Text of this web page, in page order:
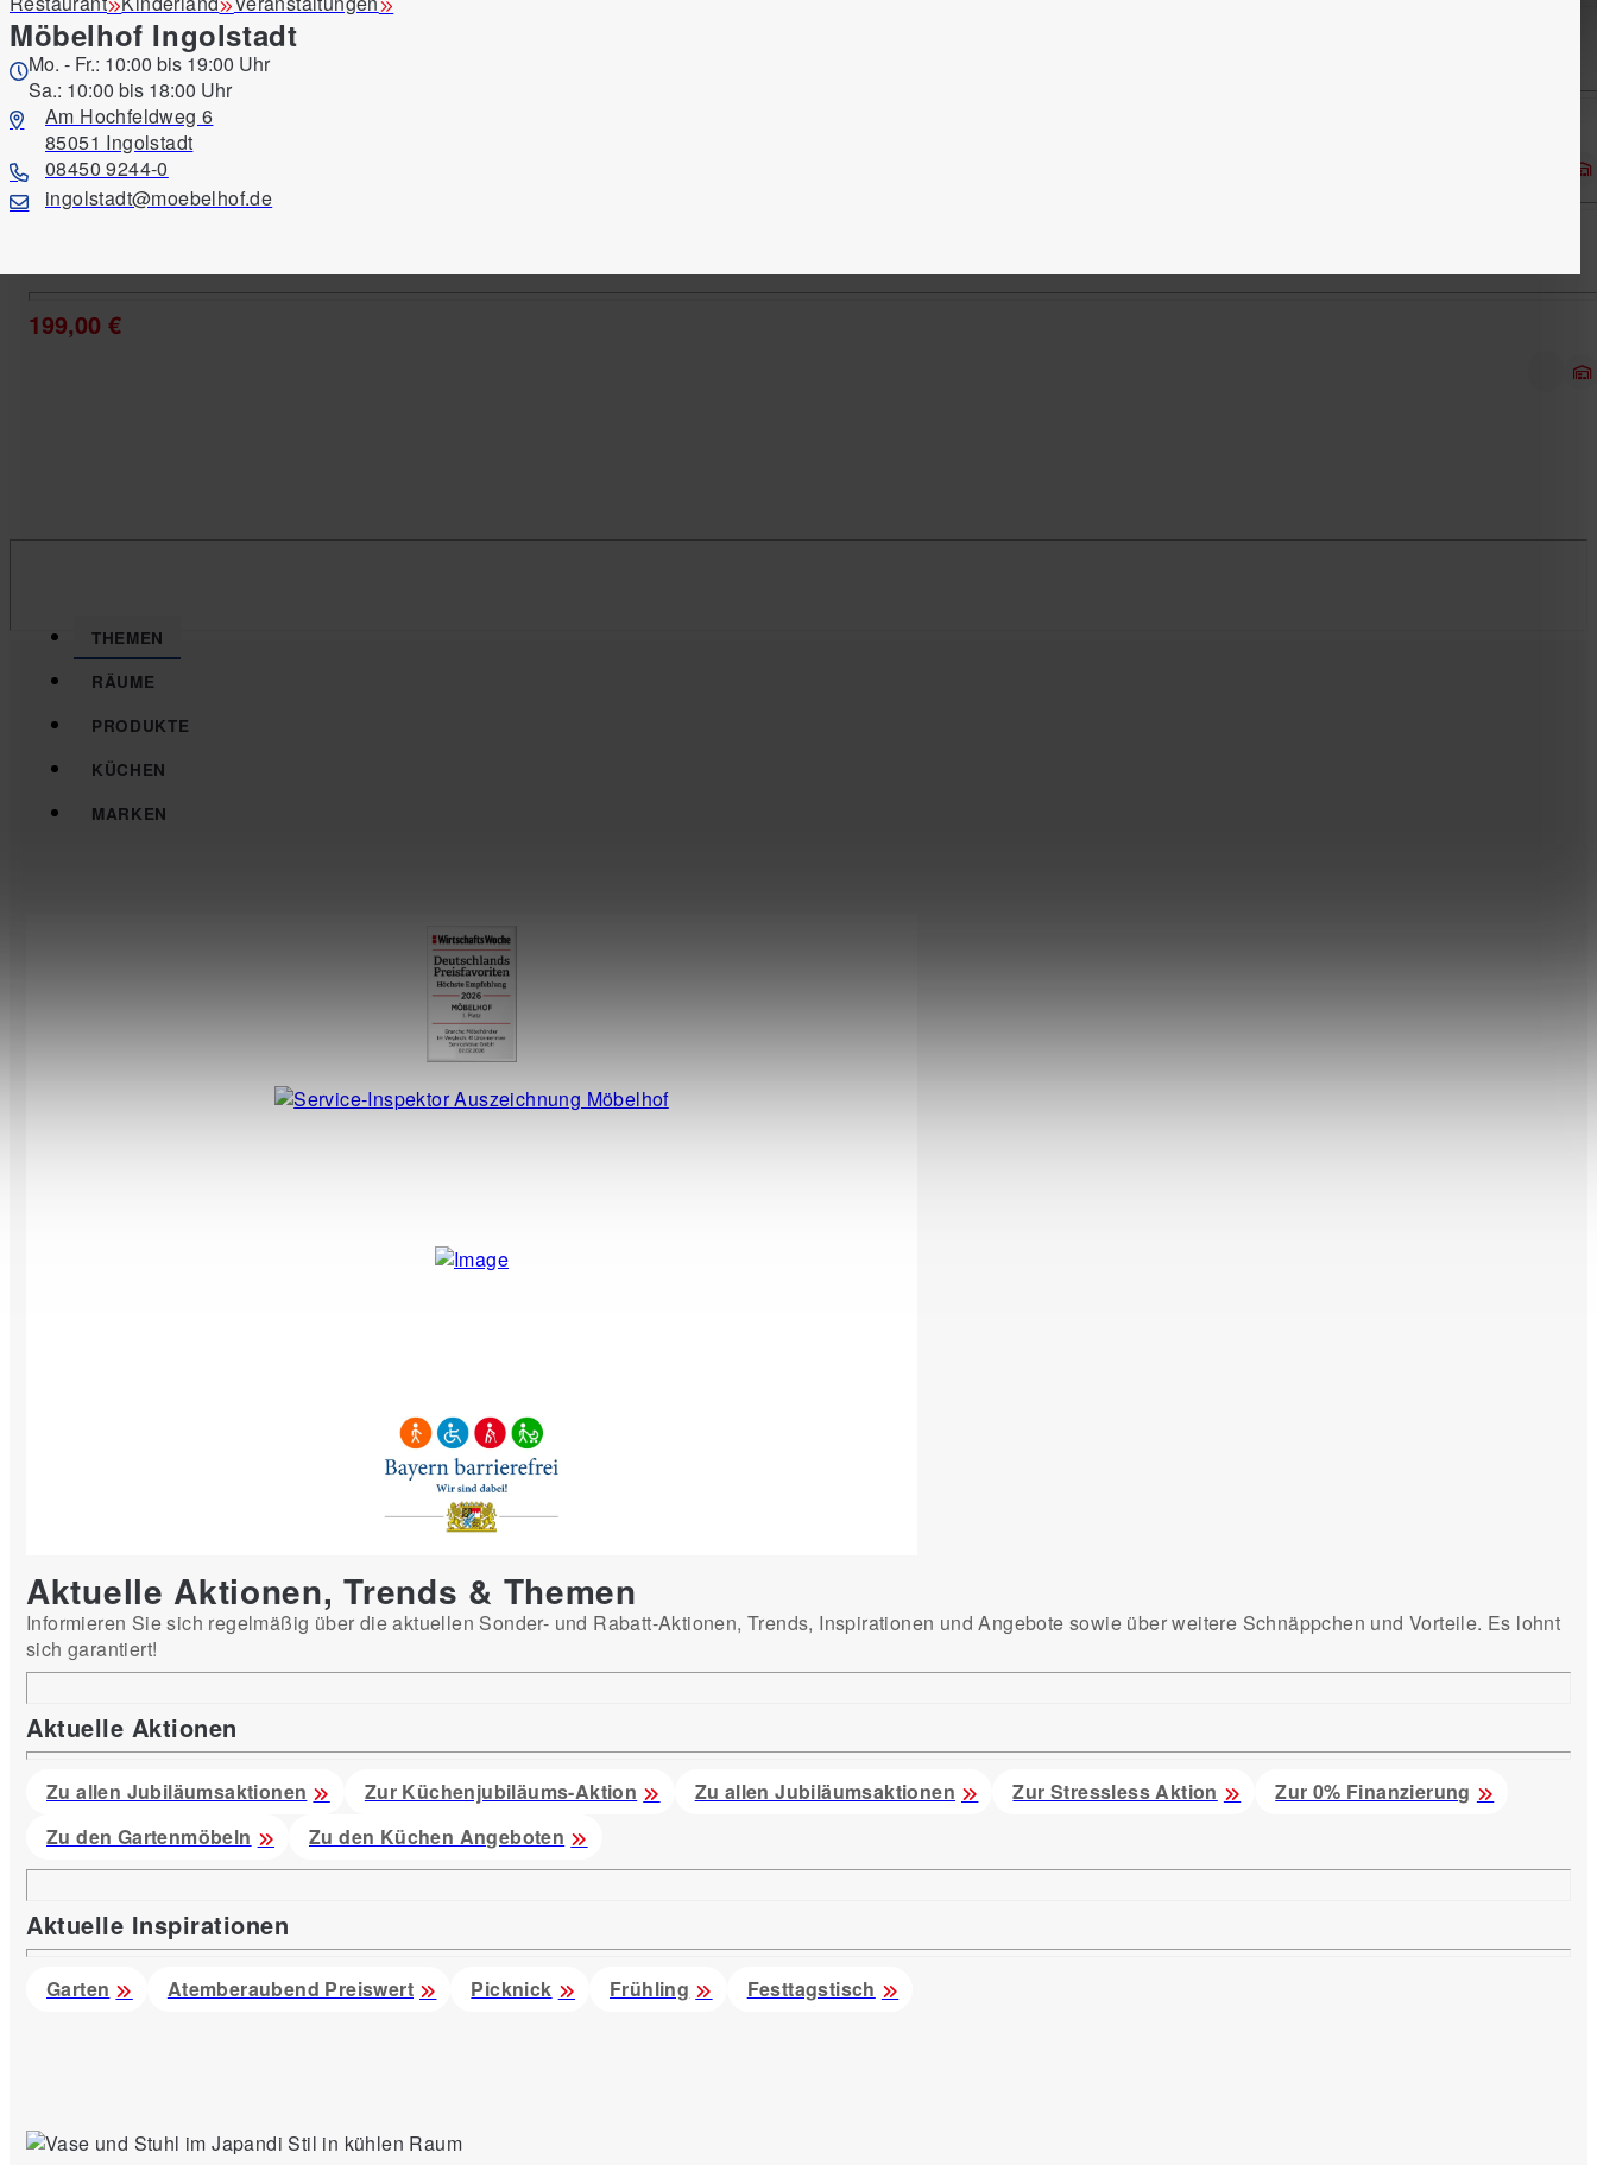
Möbelhof Ingolstadt
Mo. - Fr.: 10:00 bis 19:00 Uhr
Sa.: 10:00 bis 18:00 Uhr
Am Hochfeldweg 6
85051 Ingolstadt
08450 9244-0
ingolstadt@moebelhof.de
Stuhl Meave, weiß, Breite ca. 53 cm
119,00 €
199,00 €
THEMEN
RÄUME
PRODUKTE
KÜCHEN
MARKEN
Aktuelle Aktionen, Trends & Themen
Informieren Sie sich regelmäßig über die aktuellen Sonder- und Rabatt-Aktionen, Trends, Inspirationen und Angebote sowie über weitere Schnäppchen und Vorteile. Es lohnt
sich garantiert!
Aktuelle Aktionen
Zu allen Jubiläumsaktionen Zur Küchenjubiläums-Aktion Zu allen Jubiläumsaktionen Zur Stressless Aktion
Zur 0% Finanzierung
Zu den Gartenmöbeln
Zu den Küchen Angeboten
Aktuelle Inspirationen
Garten Atemberaubend Preiswert Picknick Frühling Festtagstisch